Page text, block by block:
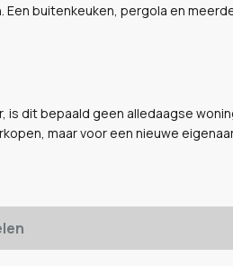
Een buitenkeuken, pergola en
is dit bepaald geen alledaagse
maar voor een nieuwe